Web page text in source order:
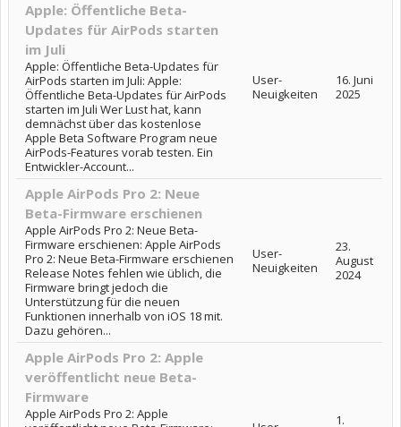
Apple: Öffentliche Beta-
Updates für AirPods starten
im Juli
Apple: Öffentliche Beta-Updates für
AirPods starten im Juli: Apple:
Öffentliche Beta-Updates für AirPods
starten im Juli Wer Lust hat, kann
demnächst über das kostenlose
Apple Beta Software Program neue
AirPods-Features vorab testen. Ein
Entwickler-Account...
User-
Neuigkeiten
16. Juni
2025
Apple AirPods Pro 2: Neue
Beta-Firmware erschienen
Apple AirPods Pro 2: Neue Beta-
Firmware erschienen: Apple AirPods
Pro 2: Neue Beta-Firmware erschienen
Release Notes fehlen wie üblich, die
Firmware bringt jedoch die
Unterstützung für die neuen
Funktionen innerhalb von iOS 18 mit.
Dazu gehören...
User-
Neuigkeiten
23.
August
2024
Apple AirPods Pro 2: Apple
veröffentlicht neue Beta-
Firmware
Apple AirPods Pro 2: Apple
1.